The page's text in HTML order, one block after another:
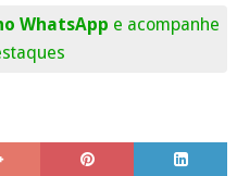
WhatsApp e acompanhe